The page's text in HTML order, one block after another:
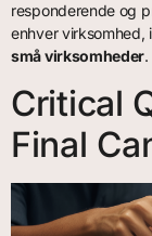
responderende og
enhver
små virksomheder.
Critical
Final